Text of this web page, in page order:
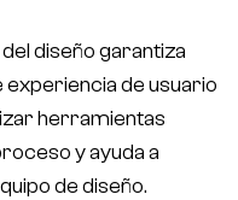
diseño garantiza
experiencia de usuario
herramientas
y ayuda a
de diseño.